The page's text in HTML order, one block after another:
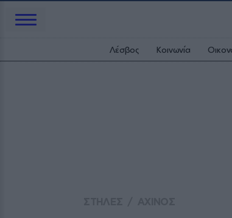
Λέσβος Κοινωνία